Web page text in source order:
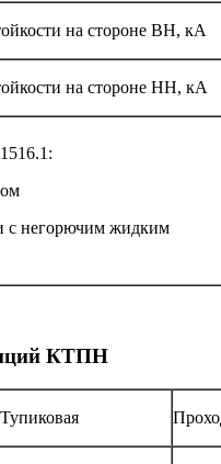
на стороне ВН, кА
на стороне НН, кА
с негорючим жидким
КТПН
Тупиковая